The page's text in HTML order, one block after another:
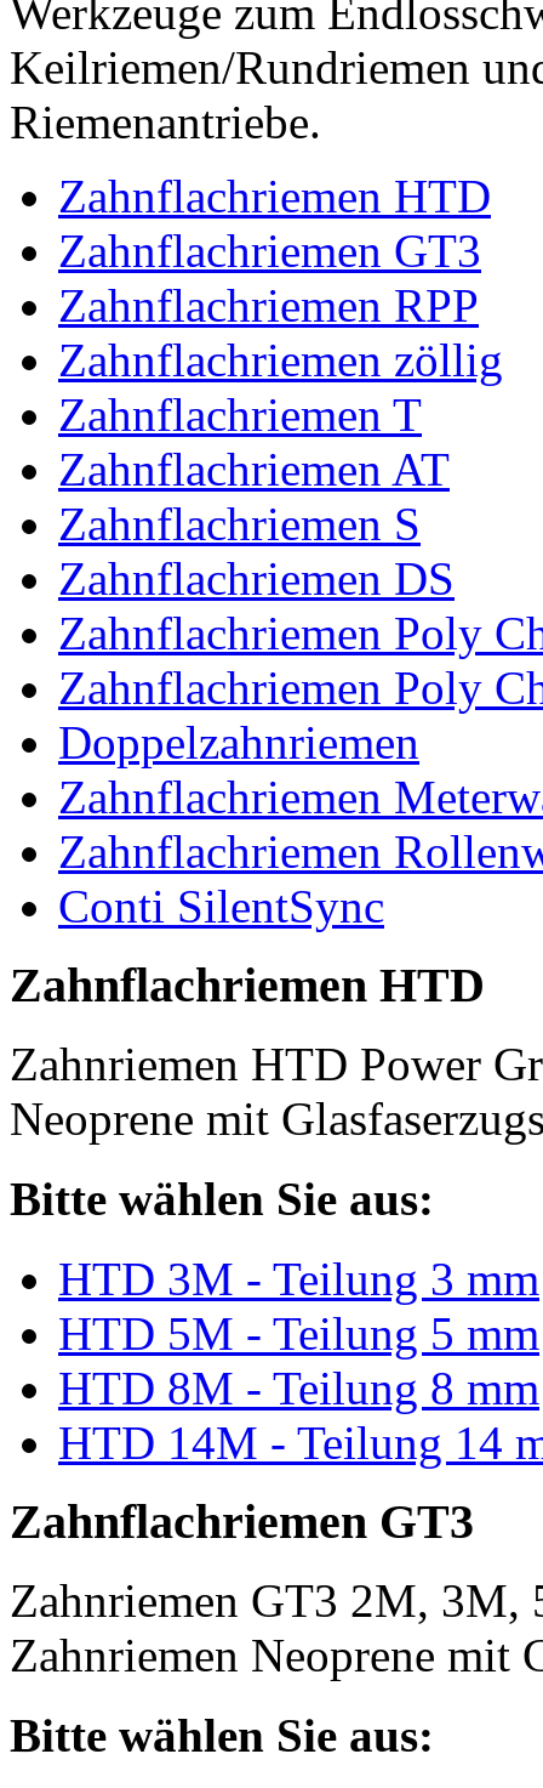
Werkzeuge zum
Keilriemen/Rundriemen
Riemenantriebe.
Zahnflachriemen HTD
Zahnflachriemen GT3
Zahnflachriemen RPP
Zahnflachriemen zöllig
Zahnflachriemen T
Zahnflachriemen AT
Zahnflachriemen S
Zahnflachriemen DS
Zahnflachriemen Poly
Zahnflachriemen Poly
Doppelzahnriemen
Zahnflachriemen
Zahnflachriemen
Conti SilentSync
Zahnflachriemen HTD
Zahnriemen HTD Power
Neoprene mit
Bitte wählen Sie aus:
HTD 3M - Teilung 3 mm
HTD 5M - Teilung 5 mm
HTD 8M - Teilung 8 mm
HTD 14M - Teilung 14
Zahnflachriemen GT3
Zahnriemen GT3 2M, 3M,
Zahnriemen Neoprene mit
Bitte wählen Sie aus: